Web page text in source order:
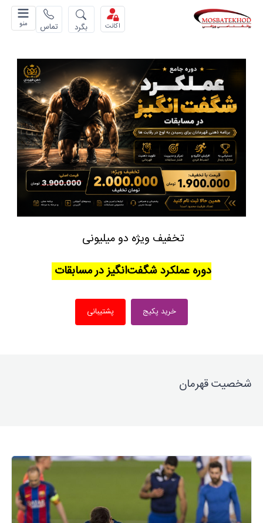
منو تماس بگرد اکانت
تخفیف ویژه دو میلیونی
دوره عملکرد شگفت‌انگیز در مسابقات
خرید پکیج پشتیبانی
شخصیت قهرمان